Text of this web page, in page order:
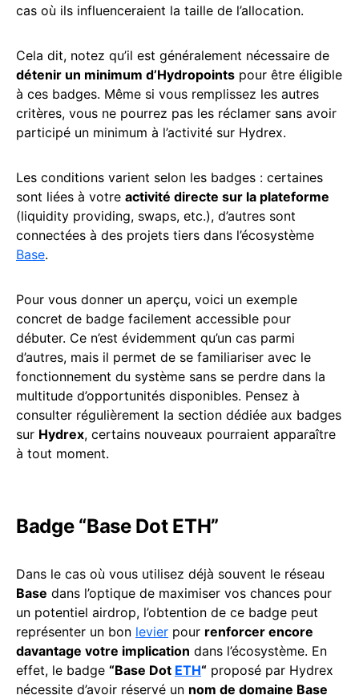
cas où ils influenceraient la taille de l’allocation.
Cela dit, notez qu’il est généralement nécessaire de
détenir un minimum d’Hydropoints pour être éligible
à ces badges. Même si vous remplissez les autres
critères, vous ne pourrez pas les réclamer sans avoir
participé un minimum à l’activité sur Hydrex.
Les conditions varient selon les badges : certaines
sont liées à votre activité directe sur la plateforme
(liquidity providing, swaps, etc.), d’autres sont
connectées à des projets tiers dans l’écosystème
Base.
Pour vous donner un aperçu, voici un exemple
concret de badge facilement accessible pour
débuter. Ce n’est évidemment qu’un cas parmi
d’autres, mais il permet de se familiariser avec le
fonctionnement du système sans se perdre dans la
multitude d’opportunités disponibles. Pensez à
consulter régulièrement la section dédiée aux badges
sur Hydrex, certains nouveaux pourraient apparaître
à tout moment.
Badge “Base Dot ETH”
Dans le cas où vous utilisez déjà souvent le réseau
Base dans l’optique de maximiser vos chances pour
un potentiel airdrop, l’obtention de ce badge peut
représenter un bon levier pour renforcer encore
davantage votre implication dans l’écosystème. En
effet, le badge “Base Dot ETH“ proposé par Hydrex
nécessite d’avoir réservé un nom de domaine Base